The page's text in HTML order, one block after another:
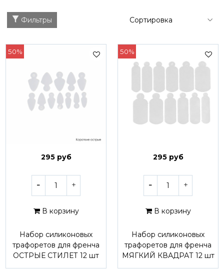
Фильтры
50%
295 руб
В корзину
Набор силиконовых
трафоретов для френча
ОСТРЫЕ СТИЛЕТ 12 шт
50%
295 руб
В корзину
Набор силиконовых
трафоретов для френча
МЯГКИЙ КВАДРАТ 12 шт